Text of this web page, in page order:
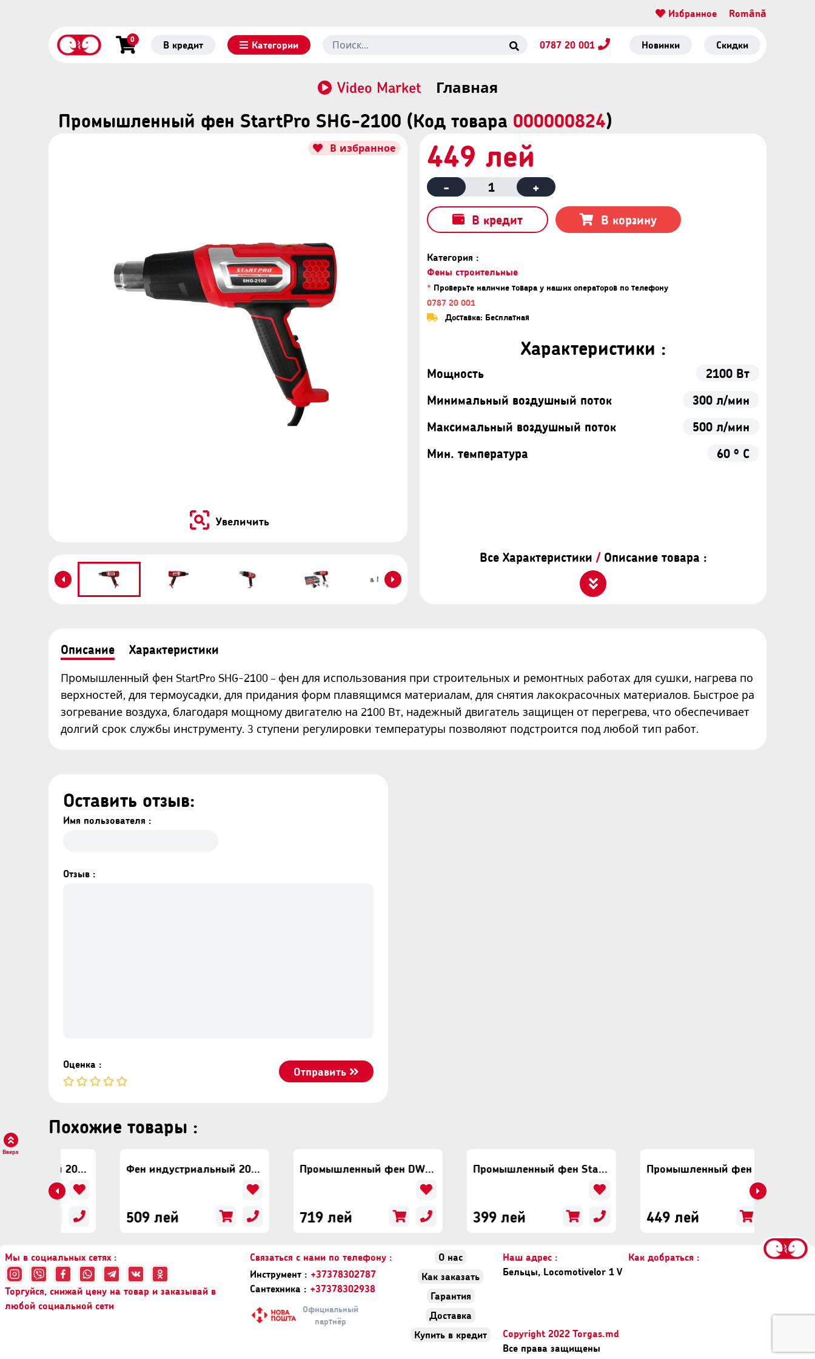
Избранное Română
0 В кредит Категории 0787 20 001 Новинки Скидки
Video Market Главная
Промышленный фен StartPro SHG-2100 (Код товара 000000824)
В избранное
Увеличить
Категория :
Фены строительные
* Проверьте наличие товара у наших операторов по телефону
0787 20 001
Доставка: Бесплатная
449 лей
- 1 +
В кредит В корзину
Характеристики :
Мощность
2100 Вт
Минимальный воздушный поток
300 л/мин
Максимальный воздушный поток
500 л/мин
Мин. температура
60 ° С
Все Характеристики /Описание товара :
Описание Характеристики
Промышленный фен StartPro SHG-2100 – фен для использования при строительных и ремонтных работах для сушки, нагрева по
верхностей, для термоусадки, для придания форм плавящимся материалам, для снятия лакокрасочных материалов. Быстрое ра
зогревание воздуха, благодаря мощному двигателю на 2100 Вт, надежный двигатель защищен от перегрева, что обеспечивает
долгий срок службы инструменту. 3 ступени регулировки температуры позволяют подстроится под любой тип работ.
Похожие товары :
Фен индустриальный 2000W INGCO HG2000385
509 лей
Промышленный фен DWT HLP20-600 K
719 лей
Промышленный фен StartPro SHG-2070
399 лей
Промышленный фен StartPro SHG-2100
449 лей
Оставить отзыв:
Имя пользователя :
Отзыв :
Оценка :
Отправить
Мы в социальных сетях :
Торгуйся, снижай цену на товар и заказывай в
любой социальной сети
Связаться с нами по телефону :
Инструмент : +37378302787
Сантехника : +37378302938
Официальный
партнёр
О нас
Как заказать
Гарантия
Доставка
Купить в кредит
Наш адрес :
Бельцы, Locomotivelor 1 V
Copyright 2022 Torgas.md
Все права защищены
Как добраться :
Вверх